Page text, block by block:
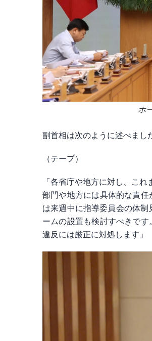
ホ
副首相は次のように述べまし
（テープ）
「各省庁や地方に対し、こ
部門や地方には具体的な責
は来週中に指導委員会の体
ームの設置も検討すべきで
違反には厳正に対処します」